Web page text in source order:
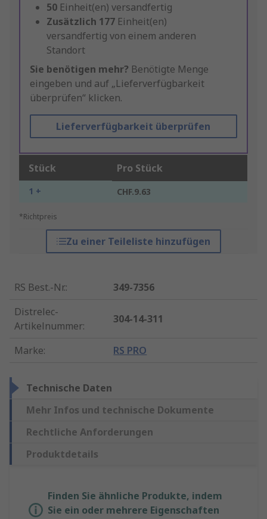
50 Einheit(en) versandfertig
Zusätzlich 177 Einheit(en)
versandfertig von einem anderen
Standort
Sie benötigen mehr? Benötigte Menge
eingeben und auf „Lieferverfügbarkeit
überprüfen“ klicken.
Lieferverfügbarkeit überprüfen
Stück Pro Stück
1 + CHF.9.63
*Richtpreis
Zu einer Teileliste hinzufügen
RS Best.-Nr.:
349-7356
Distrelec-
Artikelnummer:
304-14-311
Marke: RS PRO
Technische Daten
Mehr Infos und technische Dokumente
Rechtliche Anforderungen
Produktdetails
Finden Sie ähnliche Produkte, indem
Sie ein oder mehrere Eigenschaften